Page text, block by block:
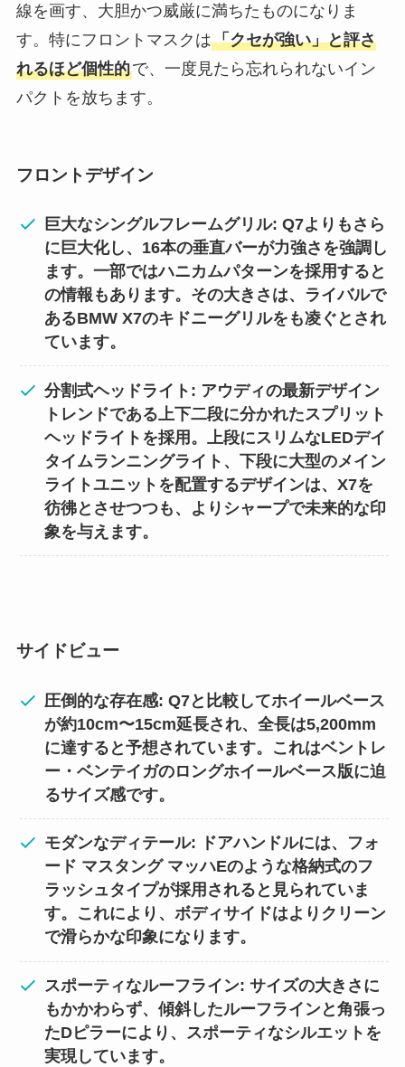
線を画す、大胆かつ威厳に満ちたものになりま
す。特にフロントマスクは「クセが強い」と評さ
れるほど個性的で、一度見たら忘れられないイン
パクトを放ちます。
フロントデザイン
巨大なシングルフレームグリル: Q7よりもさら
に巨大化し、16本の垂直バーが力強さを強調し
ます。一部ではハニカムパターンを採用すると
の情報もあります。その大きさは、ライバルで
あるBMW X7のキドニーグリルをも凌ぐとされ
ています。
分割式ヘッドライト: アウディの最新デザイン
トレンドである上下二段に分かれたスプリット
ヘッドライトを採用。上段にスリムなLEDデイ
タイムランニングライト、下段に大型のメイン
ライトユニットを配置するデザインは、X7を
彷彿とさせつつも、よりシャープで未来的な印
象を与えます。
サイドビュー
圧倒的な存在感: Q7と比較してホイールベース
が約10cm〜15cm延長され、全長は5,200mm
に達すると予想されています。これはベントレ
ー・ベンテイガのロングホイールベース版に迫
るサイズ感です。
モダンなディテール: ドアハンドルには、フォ
ード マスタング マッハEのような格納式のフ
ラッシュタイプが採用されると見られていま
す。これにより、ボディサイドはよりクリーン
で滑らかな印象になります。
スポーティなルーフライン: サイズの大きさに
もかかわらず、傾斜したルーフラインと角張っ
たDピラーにより、スポーティなシルエットを
実現しています。